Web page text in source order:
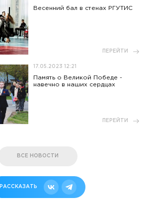
Весенний бал в стенах РГУТИС
ПЕРЕЙТИ
17.05.2023 12:21
Память о Великой Победе -
навечно в наших сердцах
ПЕРЕЙТИ
ВСЕ НОВОСТИ
РАССКАЗАТЬ